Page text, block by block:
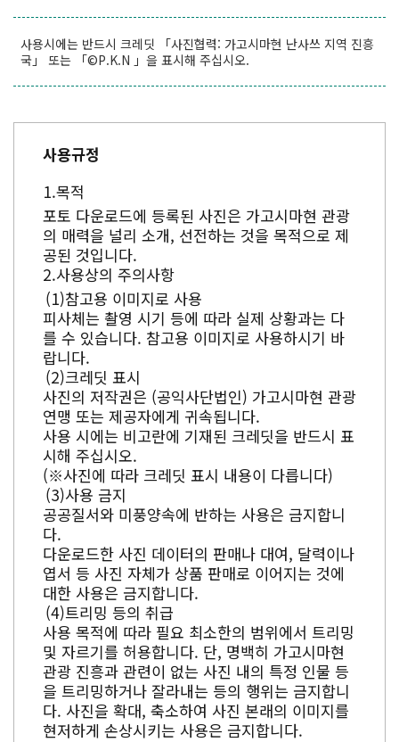
사용시에는 반드시 크레딧 「사진협력: 가고시마현 난사쓰 지역 진흥
국」 또는 「©P.K.N 」을 표시해 주십시오.
사용규정
목적
포토 다운로드에 등록된 사진은 가고시마현 관광
의 매력을 널리 소개, 선전하는 것을 목적으로 제
공된 것입니다.
사용상의 주의사항
참고용 이미지로 사용
피사체는 촬영 시기 등에 따라 실제 상황과는 다
를 수 있습니다. 참고용 이미지로 사용하시기 바
랍니다.
크레딧 표시
사진의 저작권은 (공익사단법인) 가고시마현 관광
연맹 또는 제공자에게 귀속됩니다.
사용 시에는 비고란에 기재된 크레딧을 반드시 표
시해 주십시오.
(※사진에 따라 크레딧 표시 내용이 다릅니다)
사용 금지
공공질서와 미풍양속에 반하는 사용은 금지합니
다.
다운로드한 사진 데이터의 판매나 대여, 달력이나
엽서 등 사진 자체가 상품 판매로 이어지는 것에
대한 사용은 금지합니다.
트리밍 등의 취급
사용 목적에 따라 필요 최소한의 범위에서 트리밍
및 자르기를 허용합니다. 단, 명백히 가고시마현
관광 진흥과 관련이 없는 사진 내의 특정 인물 등
을 트리밍하거나 잘라내는 등의 행위는 금지합니
다. 사진을 확대, 축소하여 사진 본래의 이미지를
현저하게 손상시키는 사용은 금지합니다.